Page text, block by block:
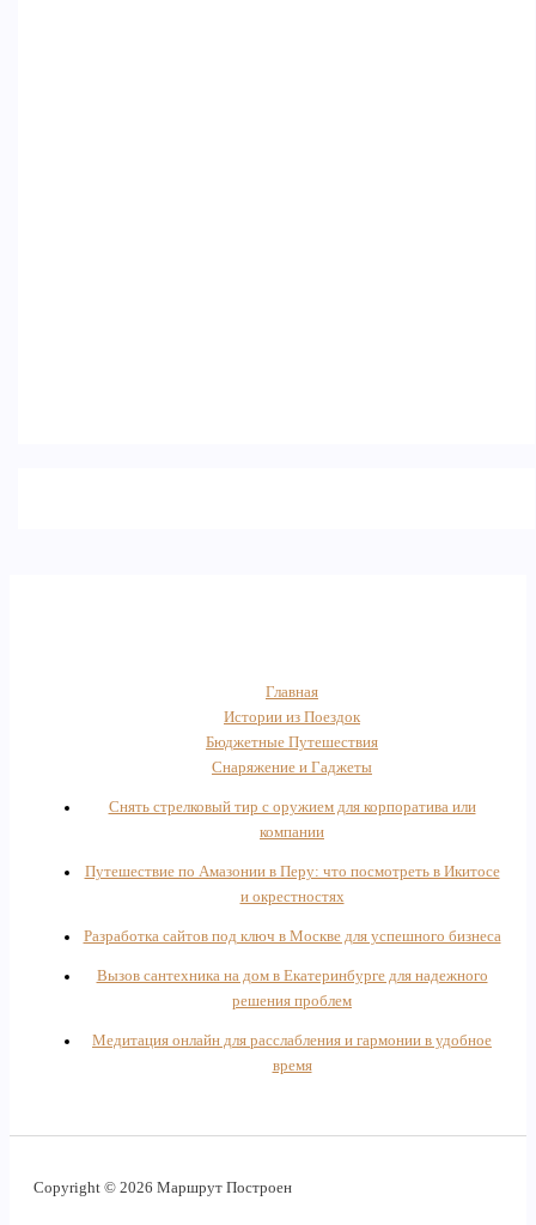
Главная
Истории из Поездок
Бюджетные Путешествия
Снаряжение и Гаджеты
Снять стрелковый тир с оружием для корпоратива или
компании
Путешествие по Амазонии в Перу: что посмотреть в Икитосе
и окрестностях
Разработка сайтов под ключ в Москве для успешного бизнеса
Вызов сантехника на дом в Екатеринбурге для надежного
решения проблем
Медитация онлайн для расслабления и гармонии в удобное
время
Copyright © 2026 Маршрут Построен